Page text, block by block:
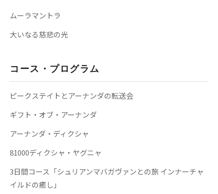
ムーラマントラ
大いなる慈悲の光
コース・プログラム
ピークステイトとアーナンダの転送会
ギフト・オブ・アーナンダ
アーナンダ・ディクシャ
81000ディクシャ・ヤグニャ
3日間コース「シュリアンマバガヴァンとの旅 インナーチャ
イルドの癒し」